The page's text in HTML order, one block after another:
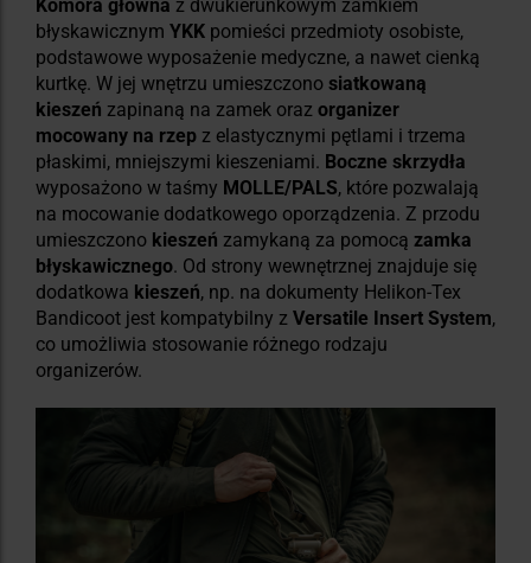
Komora główna z dwukierunkowym zamkiem
błyskawicznym YKK pomieści przedmioty osobiste,
podstawowe wyposażenie medyczne, a nawet cienką
kurtkę. W jej wnętrzu umieszczono siatkowaną
kieszeń zapinaną na zamek oraz organizer
mocowany na rzep z elastycznymi pętlami i trzema
płaskimi, mniejszymi kieszeniami. Boczne skrzydła
wyposażono w taśmy MOLLE/PALS, które pozwalają
na mocowanie dodatkowego oporządzenia. Z przodu
umieszczono kieszeń zamykaną za pomocą zamka
błyskawicznego. Od strony wewnętrznej znajduje się
dodatkowa kieszeń, np. na dokumenty Helikon-Tex
Bandicoot jest kompatybilny z Versatile Insert System,
co umożliwia stosowanie różnego rodzaju
organizerów.